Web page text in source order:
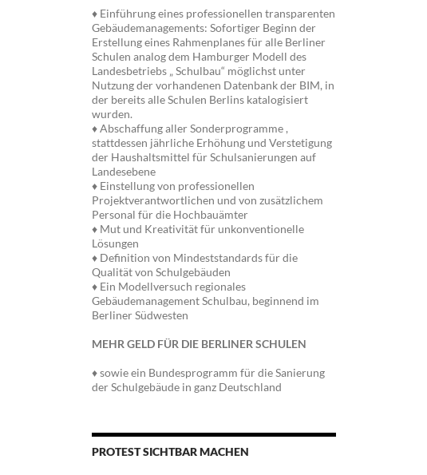
♦ Einführung eines professionellen transparenten
Gebäudemanagements: Sofortiger Beginn der
Erstellung eines Rahmenplanes für alle Berliner
Schulen analog dem Hamburger Modell des
Landesbetriebs „ Schulbau“ möglichst unter
Nutzung der vorhandenen Datenbank der BIM, in
der bereits alle Schulen Berlins katalogisiert
wurden.
♦ Abschaffung aller Sonderprogramme ,
stattdessen jährliche Erhöhung und Verstetigung
der Haushaltsmittel für Schulsanierungen auf
Landesebene
♦ Einstellung von professionellen
Projektverantwortlichen und von zusätzlichem
Personal für die Hochbauämter
♦ Mut und Kreativität für unkonventionelle
Lösungen
♦ Definition von Mindeststandards für die
Qualität von Schulgebäuden
♦ Ein Modellversuch regionales
Gebäudemanagement Schulbau, beginnend im
Berliner Südwesten
MEHR GELD FÜR DIE BERLINER SCHULEN
♦ sowie ein Bundesprogramm für die Sanierung
der Schulgebäude in ganz Deutschland
PROTEST SICHTBAR MACHEN